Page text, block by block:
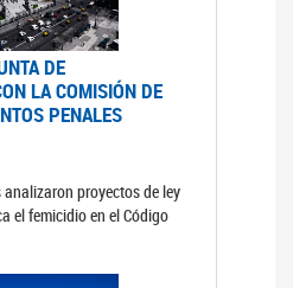
DE
LA COMISIÓN DE
PENALES
proyectos de ley
el femicidio en el Código